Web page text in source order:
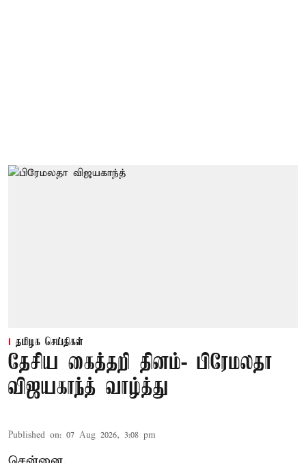
தமிழக செய்திகள்
தேசிய கைத்தறி தினம்- பிரேமலதா
விஜயகாந்த் வாழ்த்து
Published on: 07 Aug 2026, 3:08 pm